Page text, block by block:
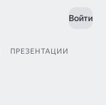
Войти
ПРЕЗЕНТАЦИИ